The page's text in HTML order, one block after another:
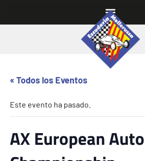
« Todos los Eventos
Este evento ha pasado.
AX European